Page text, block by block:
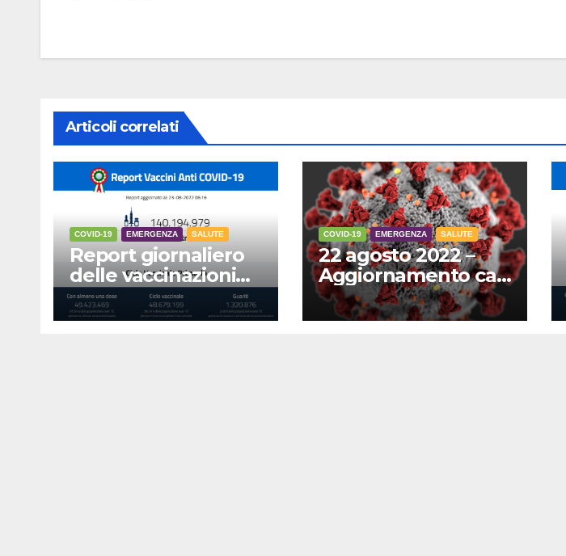
Articoli correlati
COVID-19 EMERGENZA SALUTE
Report giornaliero
delle vaccinazioni
23 agosto 2022
COVID-19 EMERGENZA SALUTE
22 agosto 2022 –
Aggiornamento casi
Covid-19